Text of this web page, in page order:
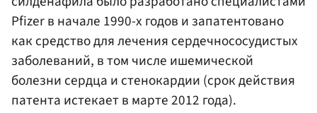
Pfizer в начале 1990-х годов и запатентовано
как средство для лечения сердечнососудистых
заболеваний, в том числе ишемической
болезни сердца и стенокардии (срок действия
патента истекает в марте 2012 года).